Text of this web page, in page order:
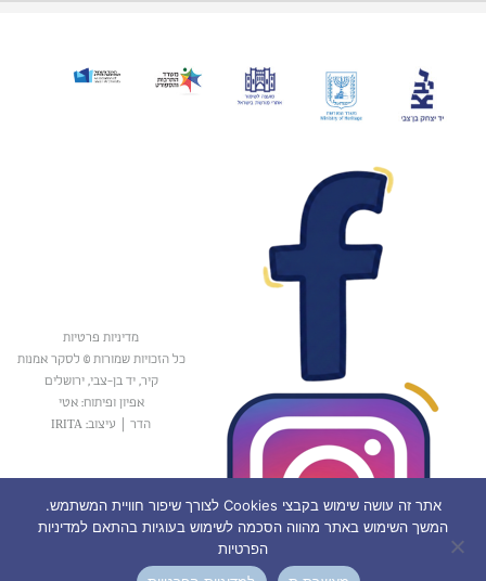
מדיניות פרטיות
כל הזכויות שמורות © לסקר אמנות
קיר, יד בן-צבי, ירושלים
אפיון ופיתוח: אטי
הדר
עיצוב: IRITA
אתר זה עושה שימוש בקבצי Cookies לצורך שיפור חוויית המשתמש.
המשך השימוש באתר מהווה הסכמה לשימוש בעוגיות בהתאם למדיניות
הפרטיות